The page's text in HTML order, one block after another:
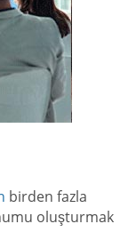
birden fazla
oluşturmak